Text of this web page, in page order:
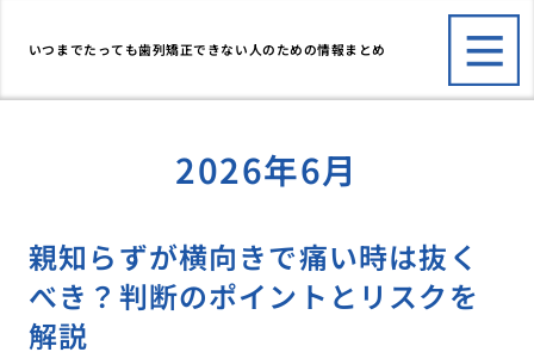
いつまでたっても歯列矯正できない人のための情報まとめ
2026年6月
親知らずが横向きで痛い時は抜く
べき？判断のポイントとリスクを
解説